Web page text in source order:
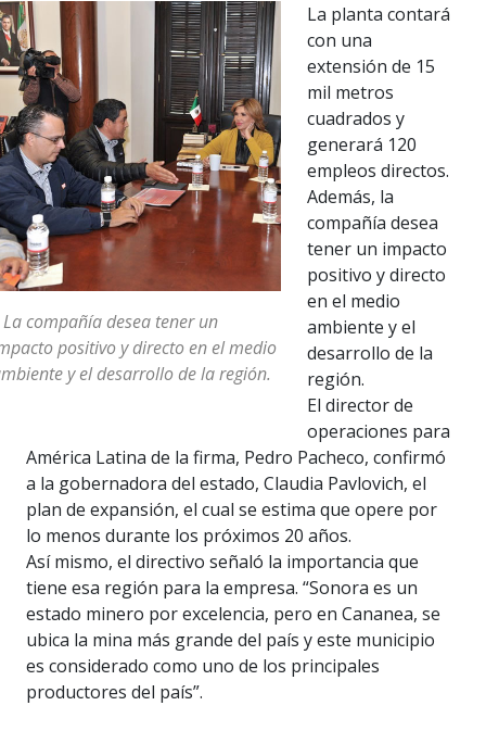
La compañía desea tener un
positivo y directo en el medio
y el desarrollo de la región.
La planta contará
con una
extensión de 15
mil metros
cuadrados y
generará 120
empleos directos.
Además, la
compañía desea
tener un impacto
positivo y directo
en el medio
ambiente y el
desarrollo de la
región.
El director de
operaciones para
América Latina de la firma, Pedro Pacheco, confirmó
a la gobernadora del estado, Claudia Pavlovich, el
plan de expansión, el cual se estima que opere por
lo menos durante los próximos 20 años.
Así mismo, el directivo señaló la importancia que
tiene esa región para la empresa. “Sonora es un
estado minero por excelencia, pero en Cananea, se
ubica la mina más grande del país y este municipio
es considerado como uno de los principales
productores del país”.